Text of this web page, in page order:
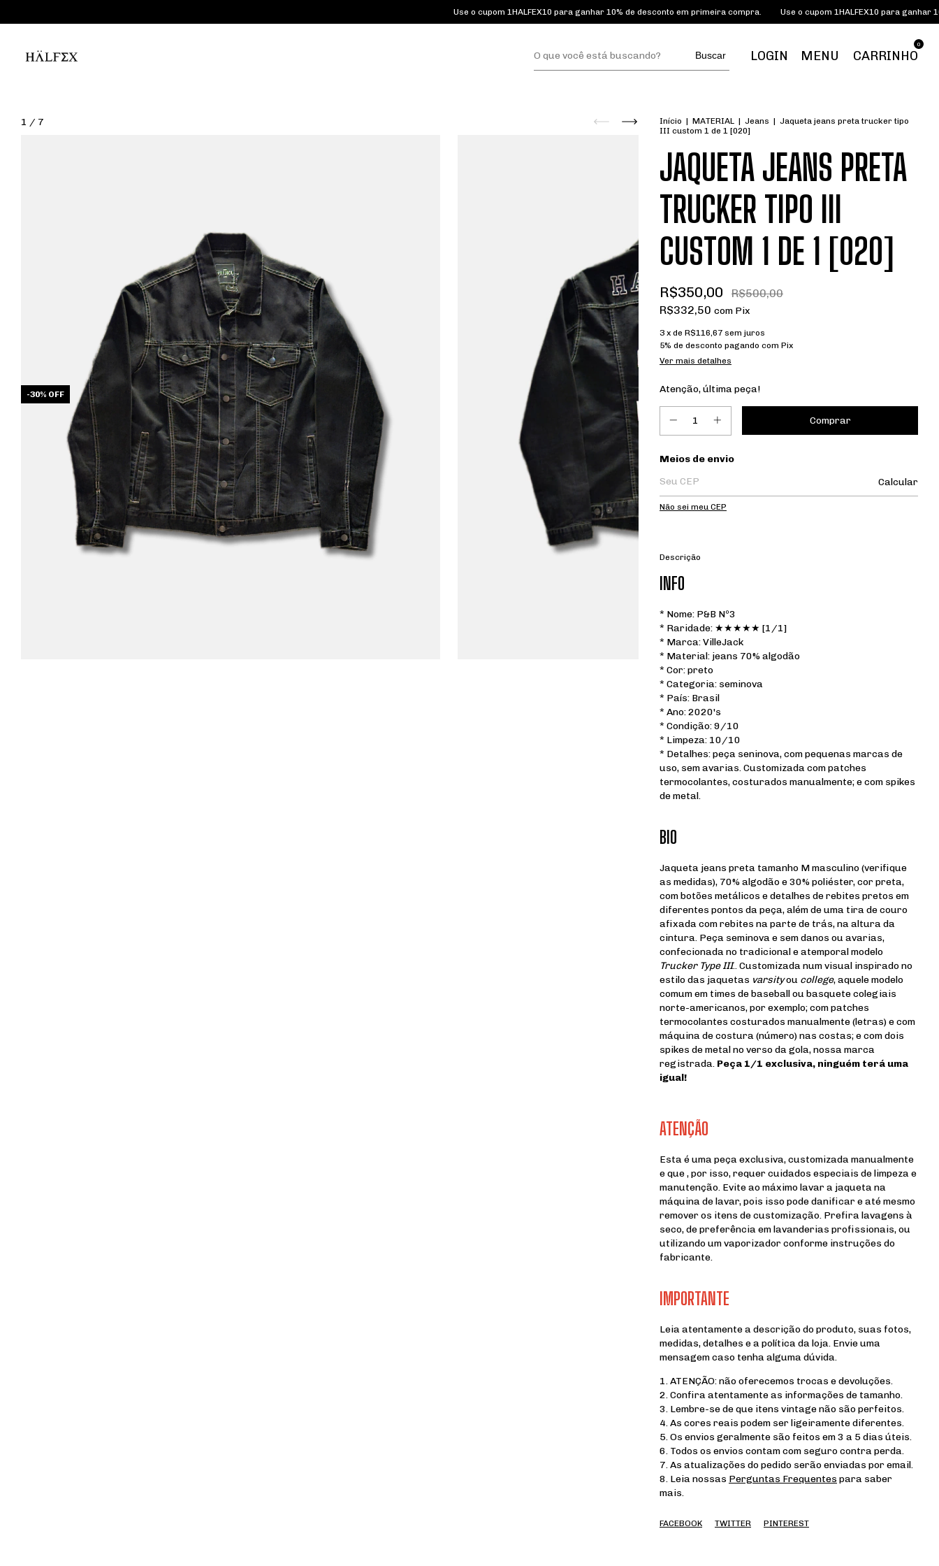
Use o cupom 1HALFEX10 para ganhar 10% de desconto em primeira compra. Use o cupom 1HALFEX10 para ganhar 10% de
MENU
Buscar LOGIN CARRINHO
0
1 / 7
-30% OFF
Início | MATERIAL | Jeans | Jaqueta jeans preta trucker tipo
III custom 1 de 1 [020]
JAQUETA JEANS PRETA
TRUCKER TIPO III
CUSTOM 1 DE 1 [020]
R$350,00
R$500,00
R$332,50 com Pix
3 x de R$116,67 sem juros
5% de desconto pagando com Pix
Ver mais detalhes
Atenção, última peça!
Entregas para o CEP:
Meios de envio
Calcular
Não sei meu CEP
Descrição
INFO
* Nome: P&B Nº3
* Raridade: ★★★★★ [1/1]
* Marca: VilleJack
* Material: jeans 70% algodão
* Cor: preto
* Categoria: seminova
* País: Brasil
* Ano: 2020's
* Condição: 9/10
* Limpeza: 10/10
* Detalhes: peça seninova, com pequenas marcas de
uso, sem avarias. Customizada com patches
termocolantes, costurados manualmente; e com spikes
de metal.
BIO
Jaqueta jeans preta tamanho M masculino (verifique
as medidas), 70% algodão e 30% poliéster, cor preta,
com botões metálicos e detalhes de rebites pretos em
diferentes pontos da peça, além de uma tira de couro
afixada com rebites na parte de trás, na altura da
cintura. Peça seminova e sem danos ou avarias,
confecionada no tradicional e atemporal modelo
Trucker Type III.. Customizada num visual inspirado no
estilo das jaquetas varsityou college, aquele modelo
comum em times de baseball ou basquete colegiais
norte-americanos, por exemplo; com patches
termocolantes costurados manualmente (letras) e com
máquina de costura (número) nas costas; e com dois
spikes de metal no verso da gola, nossa marca
registrada. Peça 1/1 exclusiva, ninguém terá uma
igual!
ATENÇÃO
Esta é uma peça exclusiva, customizada manualmente
e que , por isso, requer cuidados especiais de limpeza e
manutenção. Evite ao máximo lavar a jaqueta na
máquina de lavar, pois isso pode danificar e até mesmo
remover os itens de customização. Prefira lavagens à
seco, de preferência em lavanderias profissionais, ou
utilizando um vaporizador conforme instruções do
fabricante.
IMPORTANTE
Leia atentamente a descrição do produto, suas fotos,
medidas, detalhes e a política da loja. Envie uma
mensagem caso tenha alguma dúvida.
1. ATENÇÃO: não oferecemos trocas e devoluções.
2. Confira atentamente as informações de tamanho.
3. Lembre-se de que itens vintage não são perfeitos.
4. As cores reais podem ser ligeiramente diferentes.
5. Os envios geralmente são feitos em 3 a 5 dias úteis.
6. Todos os envios contam com seguro contra perda.
7. As atualizações do pedido serão enviadas por email.
8. Leia nossas Perguntas Frequentes para saber
mais.
FACEBOOK TWITTER PINTEREST